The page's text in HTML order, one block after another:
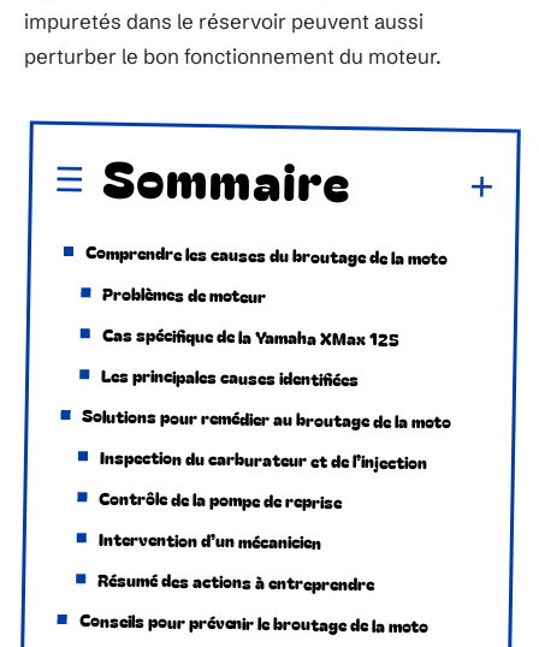
impuretés dans le réservoir peuvent aussi
perturber le bon fonctionnement du moteur.
Sommaire
Comprendre les causes du broutage de la moto
Problèmes de moteur
Cas spécifique de la Yamaha XMax 125
Les principales causes identifiées
Solutions pour remédier au broutage de la moto
Inspection du carburateur et de l’injection
Contrôle de la pompe de reprise
Intervention d’un mécanicien
Résumé des actions à entreprendre
Conseils pour prévenir le broutage de la moto